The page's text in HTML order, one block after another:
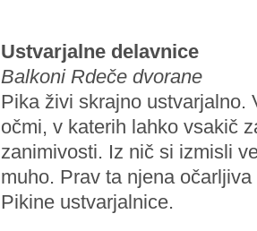
Ustvarjalne delavnice
Balkoni Rdeče dvorane
Pika živi skrajno ustvarjalno.
očmi, v katerih lahko vsakič
zanimivosti. Iz nič si izmisli
muho. Prav ta njena
Pikine ustvarjalnice.